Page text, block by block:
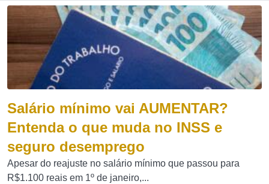
Salário mínimo vai AUMENTAR?
Entenda o que muda no INSS e
seguro desemprego
Apesar do reajuste no salário mínimo que passou para
R$1.100 reais em 1º de janeiro,...